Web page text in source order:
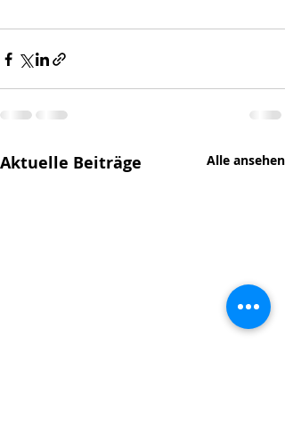
Aktuelle Beiträge Alle ansehen